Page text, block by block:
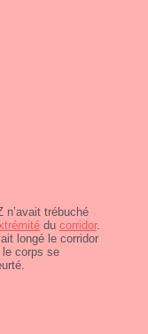
n’avait trébuché
du corridor.
longé le corridor
corps se